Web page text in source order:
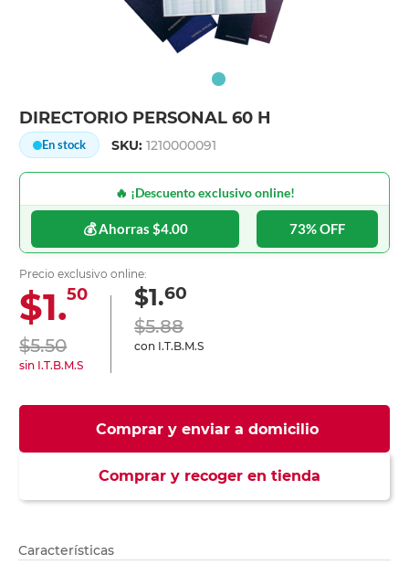
DIRECTORIO PERSONAL 60 H
En stock SKU:1210000091
🔥 ¡Descuento exclusivo online!
💰 Ahorras $4.00 73% OFF
Precio exclusivo online:
$1.50
$5.50
sin I.T.B.M.S
$1.60
$5.88
con I.T.B.M.S
Comprar y enviar a domicilio
Comprar y recoger en tienda
Características